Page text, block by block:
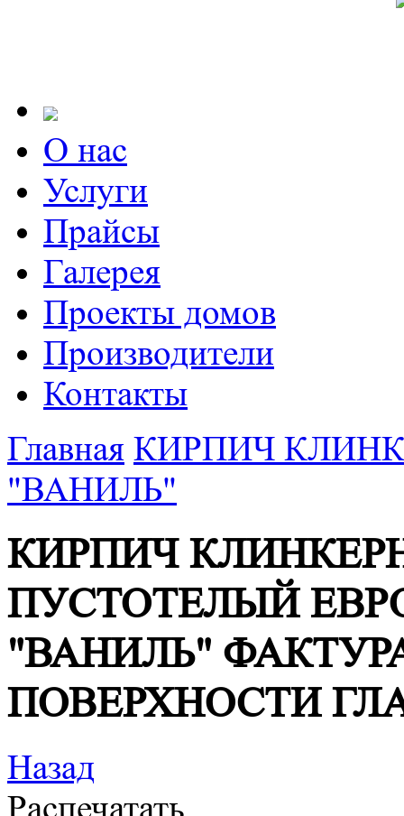
О нас
Услуги
Прайсы
Галерея
Проекты домов
Производители
Контакты
Главная КИРПИЧ
"ВАНИЛЬ"
КИРПИЧ
ПУСТОТЕЛЫЙ
"ВАНИЛЬ"
ПОВЕРХНОСТИ
Назад
Распечатать